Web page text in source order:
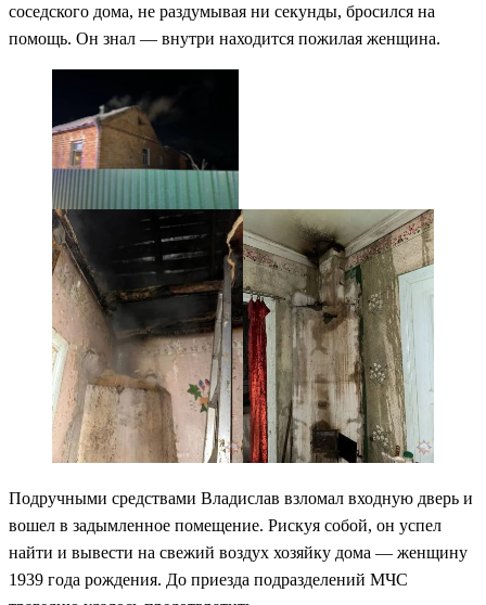
соседского дома, не раздумывая ни секунды, бросился на
помощь. Он знал — внутри находится пожилая женщина.
Подручными средствами Владислав взломал входную дверь и
вошел в задымленное помещение. Рискуя собой, он успел
найти и вывести на свежий воздух хозяйку дома — женщину
1939 года рождения. До приезда подразделений МЧС